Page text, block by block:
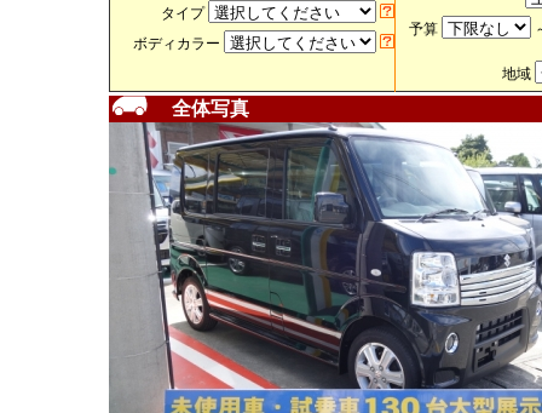
タイプ
ボディカラー
予算
地域
全体写真